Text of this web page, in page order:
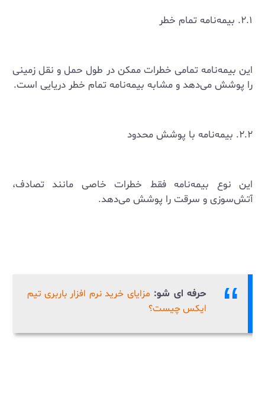
۲.۱. بیمه‌نامه تمام خطر
این بیمه‌نامه تمامی خطرات ممکن در طول حمل و نقل زمینی
را پوشش می‌دهد و مشابه بیمه‌نامه تمام خطر دریایی است.
۲.۲. بیمه‌نامه با پوشش محدود
این نوع بیمه‌نامه فقط خطرات خاصی مانند تصادف،
آتش‌سوزی و سرقت را پوشش می‌دهد.
حرفه ای شو: مزایای خرید نرم افزار باربری تیم
ایکس چیست؟